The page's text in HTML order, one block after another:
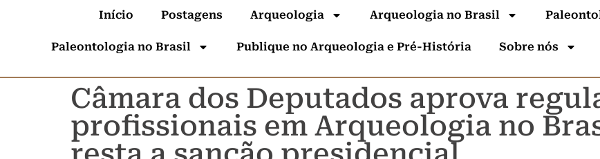
Início Postagens Arqueologia Arqueologia no Brasil
Paleontologia no Brasil Publique no Arqueologia e Pré-História Sobre nós
Câmara dos Deputados aprova
profissionais em Arqueologia no